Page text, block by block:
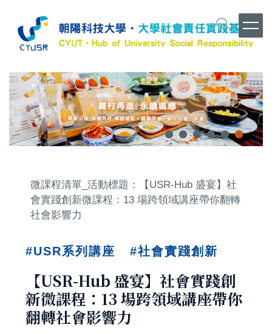
容
區
微課程清單_活動標題：【USR-Hub 盛宴】社
會實踐創新微課程：13 場跨領域講座帶你翻轉
社會影響力
#USR系列講座 #社會實踐創新
【USR-Hub 盛宴】社會實踐創
新微課程：13 場跨領域講座帶你
翻轉社會影響力